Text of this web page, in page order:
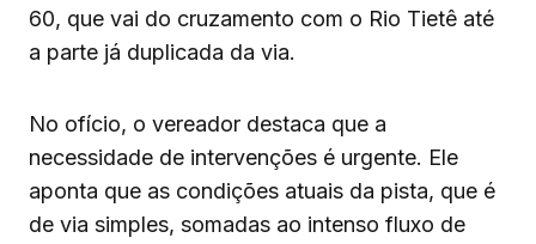
60, que vai do cruzamento com o Rio Tietê até
a parte já duplicada da via.
No ofício, o vereador destaca que a
necessidade de intervenções é urgente. Ele
aponta que as condições atuais da pista, que é
de via simples, somadas ao intenso fluxo de